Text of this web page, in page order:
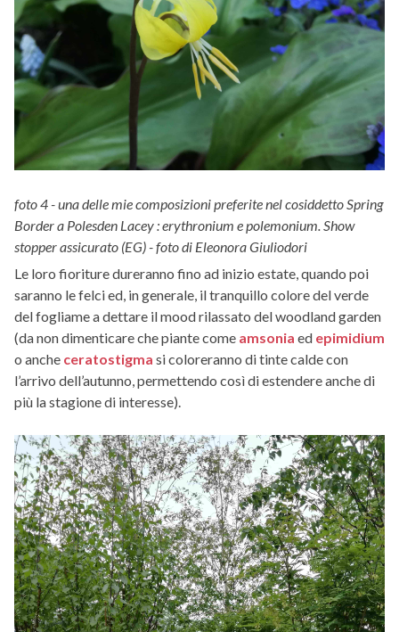
foto 4 - una delle mie composizioni preferite nel cosiddetto Spring
Border a Polesden Lacey : erythronium e polemonium. Show
stopper assicurato (EG) - foto di Eleonora Giuliodori
Le loro fioriture dureranno fino ad inizio estate, quando poi
saranno le felci ed, in generale, il tranquillo colore del verde
del fogliame a dettare il mood rilassato del woodland garden
(da non dimenticare che piante come amsonia ed epimidium
o anche ceratostigma si coloreranno di tinte calde con
l’arrivo dell’autunno, permettendo così di estendere anche di
più la stagione di interesse).